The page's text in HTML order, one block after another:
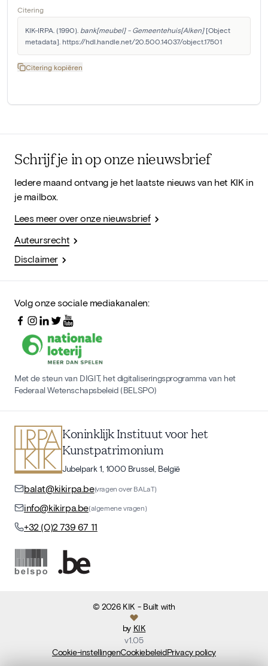
Citering
KIK-IRPA. (1990). bank[meubel] - Gemeentehuis[Alken] [Object
metadata]. https://hdl.handle.net/20.500.14037/object.17501
Citering kopiëren
Schrijf je in op onze nieuwsbrief
Iedere maand ontvang je het laatste nieuws van het KIK in
je mailbox.
Lees meer over onze nieuwsbrief
Auteursrecht
Disclaimer
Volg onze sociale mediakanalen:
Met de steun van DIGIT, het digitaliseringsprogramma van het
Federaal Wetenschapsbeleid (BELSPO)
Koninklijk Instituut voor het
Kunstpatrimonium
Jubelpark 1, 1000 Brussel, België
balat@kikirpa.be(vragen over BALaT)
info@kikirpa.be(algemene vragen)
+32 (0)2 739 67 11
©2026 KIK - Built with
by KIK
v1.05
Cookie-instellingenCookiebeleidPrivacy policy